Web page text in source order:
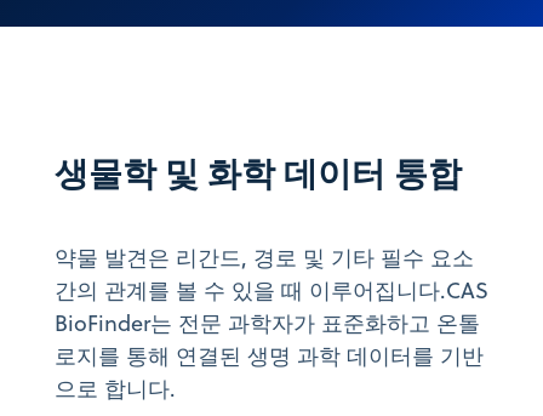
생물학 및 화학 데이터 통합
약물 발견은 리간드, 경로 및 기타 필수 요소
간의 관계를 볼 수 있을 때 이루어집니다.CAS
BioFinder는 전문 과학자가 표준화하고 온톨
로지를 통해 연결된 생명 과학 데이터를 기반
으로 합니다.